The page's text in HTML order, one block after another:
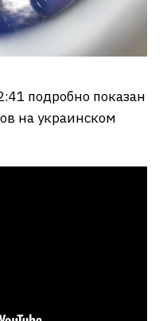
подробно показан
на украинском